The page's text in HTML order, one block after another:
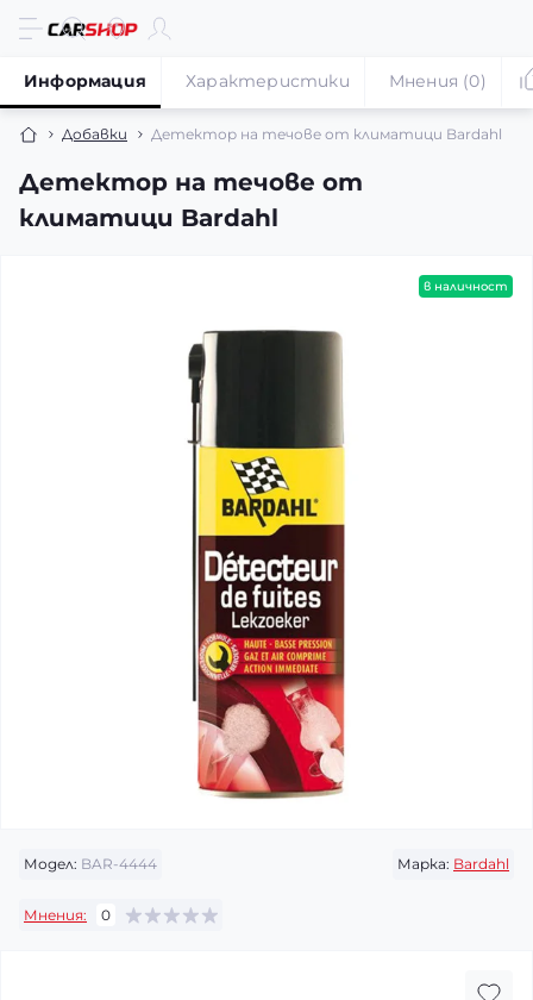
Добавки Детектор на течове от климатици Bardahl
Детектор на течове от
климатици Bardahl
Информация Характеристики Мнения (0)
в наличност
Модел: BAR-4444 Марка: Bardahl
Мнения: 0